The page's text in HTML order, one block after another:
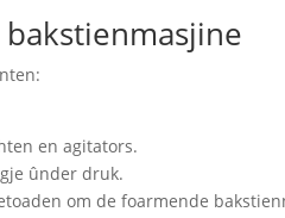
en agitators.
ûnder druk.
om de foarmende